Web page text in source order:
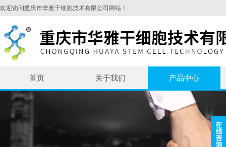
欢迎访问重庆市华雅干细胞技术有限公司网站！
首页 关于我们 产品中心